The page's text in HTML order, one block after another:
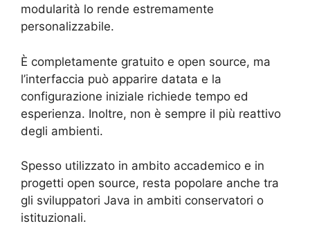
modularità lo rende estremamente
personalizzabile.
È completamente gratuito e open source, ma
l’interfaccia può apparire datata e la
configurazione iniziale richiede tempo ed
esperienza. Inoltre, non è sempre il più reattivo
degli ambienti.
Spesso utilizzato in ambito accademico e in
progetti open source, resta popolare anche tra
gli sviluppatori Java in ambiti conservatori o
istituzionali.